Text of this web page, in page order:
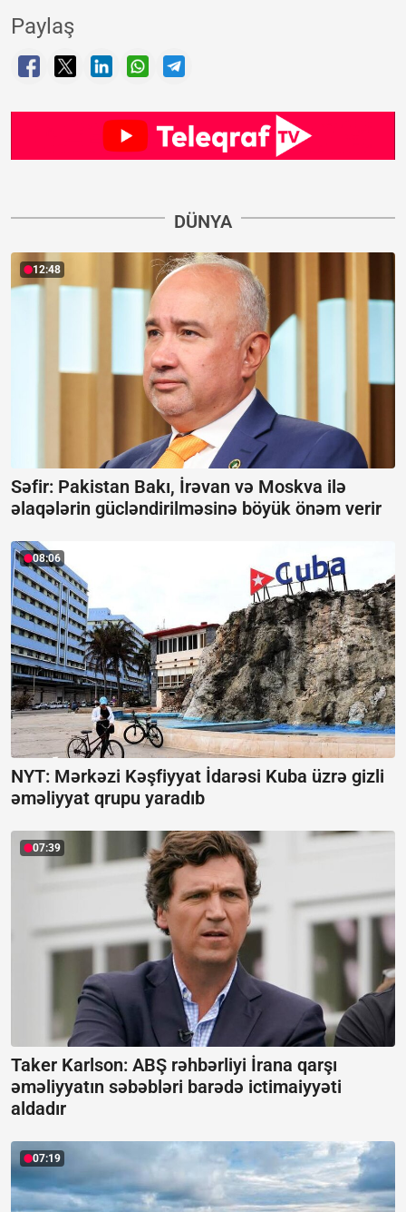
Paylaş
DÜNYA
12:48
Səfir: Pakistan Bakı, İrəvan və Moskva ilə
əlaqələrin gücləndirilməsinə böyük önəm verir
08:06
NYT: Mərkəzi Kəşfiyyat İdarəsi Kuba üzrə gizli
əməliyyat qrupu yaradıb
07:39
Taker Karlson: ABŞ rəhbərliyi İrana qarşı
əməliyyatın səbəbləri barədə ictimaiyyəti
aldadır
07:19